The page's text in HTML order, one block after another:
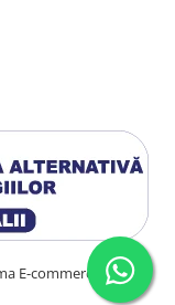
E-commerce by